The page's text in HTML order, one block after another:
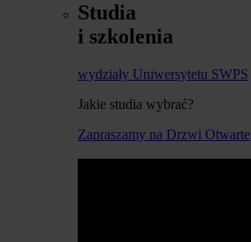
Studia
i szkolenia
wydziały Uniwersytetu SWPS
Jakie studia wybrać?
Zapraszamy na Drzwi Otwarte